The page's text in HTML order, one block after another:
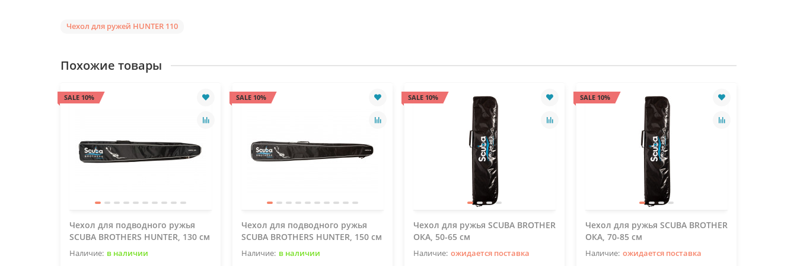
Чехол для ружей HUNTER 110
Похожие товары
SALE 10%
Чехол для подводного ружья
SCUBA BROTHERS HUNTER, 130 см
в наличии
SALE 10%
Чехол для подводного ружья
SCUBA BROTHERS HUNTER, 150 см
в наличии
SALE 10%
Чехол для ружья SCUBA BROTHER
ОКА, 50-65 см
ожидается поставка
SALE 10%
Чехол для ружья SCUBA BROTHER
ОКА, 70-85 см
ожидается поставка